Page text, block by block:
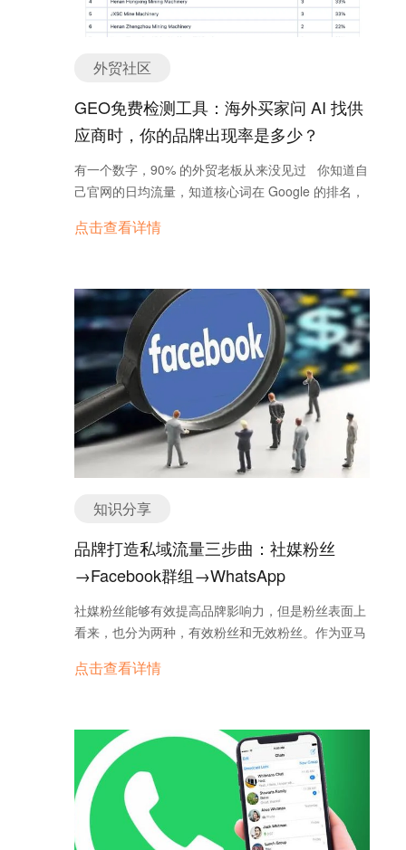
统外贸的门槛，使得更多中小企业有机会参与到国际
贸易中。 政策调整带来的挑战 然而，随着TikTok电
政策。以印尼为例，政府出台了新的电商规则，限制
社交媒体平台进行商品交易活动。这一政策的变化，
对依赖TikTok电商的中国外贸企业造成了不小的冲
击。企业不得不重新审视自己的市场策略，寻找新的
出路。 B2B贸易的可行性分析 对于许多原本依赖
B2C模式的企业来说，转向B2B贸易是一个值得考虑
的质量和企业的供应链管理能力。此外，B2B贸易在
的不确定性，B2B贸易成为中国外贸企业的新选择。
随着区域全面经济伙伴关系协定（RCEP）的生效，
东南亚市场的贸易壁垒降低，中国与东南亚国家的贸
易往来更加频繁。B2B贸易模式相较于B2C，具有更
稳定的市场需求和更长期的合作关系，这对于追求可
持续发展的中国外贸企业而言，无疑是一个积极的信
号。 询盘云助力 在这一转型过程中，专业的外贸
B2B服务商询盘云发挥了重要作用。询盘云为外贸企
业提供了一套营销和销售一体化的外贸B2B整体解决
销售CRM管理系统。通过询盘云，中国外贸企业能够
的市场版图。 未来展望 展望未来，东南亚市场的电
商格局仍将持续变化。中国外贸企业需要不断适应市
探索社交媒体电商的可能性，还是加强B2B贸易的深
度和广度，都需要企业具备更强的市场洞察力和应变
能力。同时，企业还应积极拥抱数字化转型，利用大
遇与挑战，中国外贸企业需要不断探索和创新，寻找
适合自身发展的新路径。在这个过程中，政府的政策
引导、平台的支持以及企业自身的努力都至关重要。
只有不断适应市场的变化，积极寻求转型升级，中国
外贸企业才能在国际贸易的大潮中稳健前行。
外贸社区
GEO免费检测工具：海外买家问 AI 找供
应商时，你的品牌出现率是多少？
有一个数字，90% 的外贸老板从来没见过 你知道自
己官网的日均流量，知道核心词在 Google 的排名，
率从来没见过—— 品牌 AI 出现率：海外买家问
的询盘量。 买家已经换地方了 ChatGPT 的周活跃
用户超过 8 亿。越来越多的海外采购商，找供应商的
第一步不再是打开 Google，而是直接问 AI：
"Recommend some reliable Chinese suppliers of
XX"（推荐几家可靠的中国 XX 供应商） "List the top
5 XX manufacturers in China"（列出中国排名前五
的 XX 厂家） "Which XX suppliers in China…
点击查看详情
知识分享
品牌打造私域流量三步曲：社媒粉丝
→Facebook群组→WhatsApp
社媒粉丝能够有效提高品牌影响力，但是粉丝表面上
看来，也分为两种，有效粉丝和无效粉丝。作为亚马
高粘度的粉丝群是非常有必要的，因为facebook群随
点击查看详情